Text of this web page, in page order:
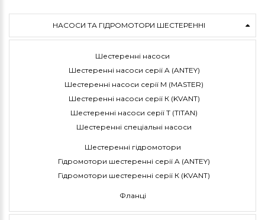
НАСОСИ ТА ГІДРОМОТОРИ ШЕСТЕРЕННІ
Шестеренні насоси
Шестеренні насоси серії A (ANTEY)
Шестеренні насоси серії M (MASTER)
Шестеренні насоси серії К (KVANT)
Шестеренні насоси серії Т (TITAN)
Шестеренні спеціальні насоси
Шестеренні гідромотори
Гідромотори шестеренні серії A (ANTEY)
Гідромотори шестеренні серії К (KVANT)
Фланці